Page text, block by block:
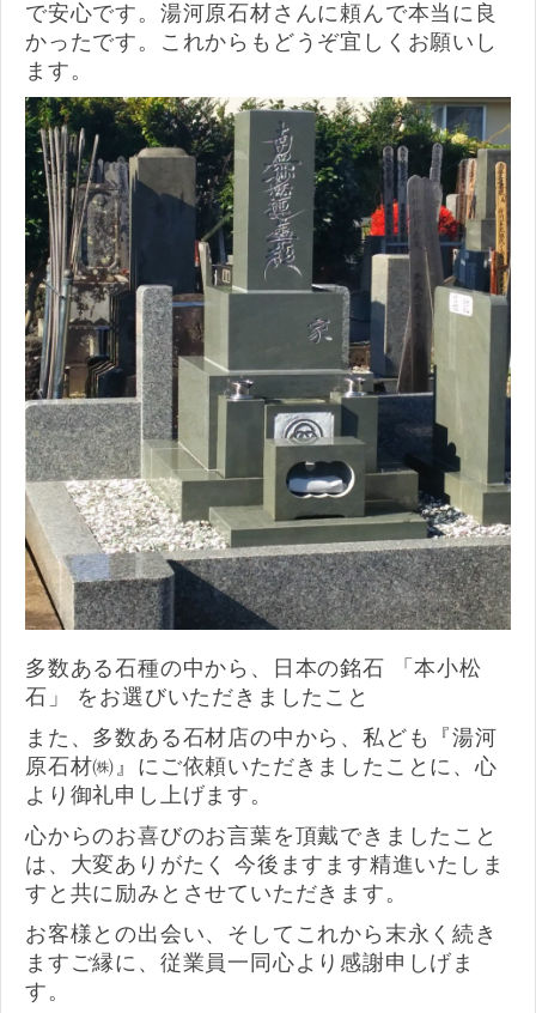
で安心です。湯河原石材さんに頼んで本当に良
かったです。これからもどうぞ宜しくお願いし
ます。
多数ある石種の中から、日本の銘石 「本小松
石」 をお選びいただきましたこと
また、多数ある石材店の中から、私ども『湯河
原石材㈱』にご依頼いただきましたことに、心
より御礼申し上げます。
心からのお喜びのお言葉を頂戴できましたこと
は、大変ありがたく 今後ますます精進いたしま
すと共に励みとさせていただきます。
お客様との出会い、そしてこれから末永く続き
ますご縁に、従業員一同心より感謝申しげま
す。